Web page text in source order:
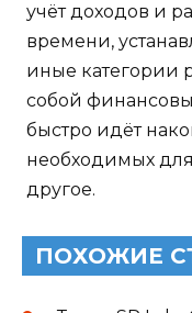
учёт доходов и
времени,
иные категории
собой
быстро идёт
необходимых
другое.
ПОХОЖИЕ